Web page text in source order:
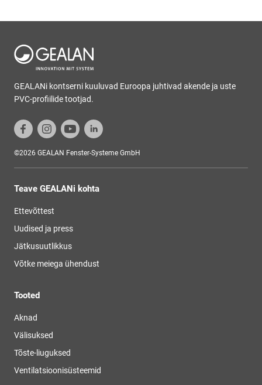
GEALANi kontserni kuuluvad Euroopa juhtivad akende ja uste
PVC-profiilide tootjad.
©2026 GEALAN Fenster-Systeme GmbH
Teave GEALANi kohta
Ettevõttest
Uudised ja press
Jätkusuutlikkus
Võtke meiega ühendust
Tooted
Aknad
Välisuksed
Tõste-liuguksed
Ventilatsioonisüsteemid